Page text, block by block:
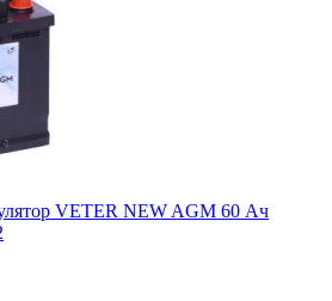
VETER NEW AGM 60 Ач